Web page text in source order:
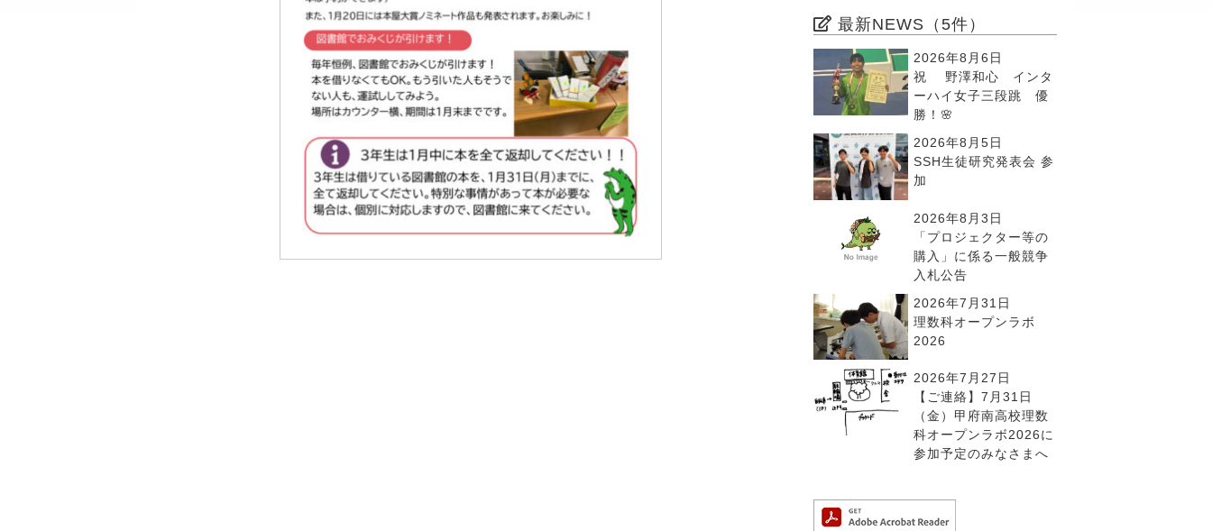
最新NEWS（5件）
2026年8月6日
祝 野澤和心 インタ
ーハイ女子三段跳 優
勝！🌸
2026年8月5日
SSH生徒研究発表会 参
加
2026年8月3日
「プロジェクター等の
購入」に係る一般競争
入札公告
2026年7月31日
理数科オープンラボ
2026
2026年7月27日
【ご連絡】7月31日
（金）甲府南高校理数
科オープンラボ2026に
参加予定のみなさまへ